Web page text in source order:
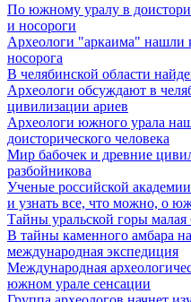
По южному уралу в
и носороги
Археологи "аркаима" нашли
носорога
В челябинской области
Археологи обсуждают в
цивилизации ариев
Археологи южного урала
доисторического человека
Мир бабочек и древние
разбойникова
Ученые российской
и узнать все, что можно, о
Тайны уральской горы малая
В тайны каменного амбара
международная экспедиция
Международная
южном урале сенсации